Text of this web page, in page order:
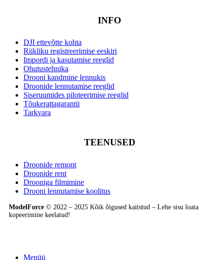
INFO
DJI ettevõtte kohta
Riikliku registreerimise eeskiri
Impordi ja kasutamise reeglid
Ohutustehnika
Drooni kandmine lennukis
Droonide lennutamise reeglid
Siseruumides piloteerimise reeglid
Tõukerattagarantii
Tarkvara
TEENUSED
Droonide remont
Droonide rent
Drooniga filmimine
Drooni lennutamise koolitus
ModelForce © 2022 – 2025 Kõik õigused kaitstud – Lehe sisu loata
kopeerimine keelatud!
Menüü